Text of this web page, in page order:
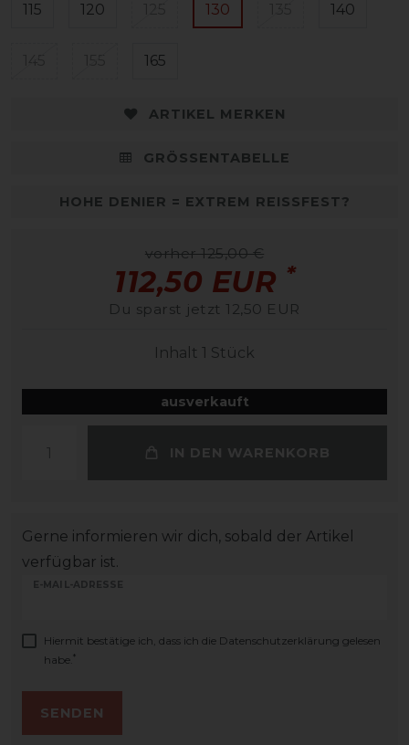
115 120 130 140
165
ARTIKEL MERKEN
GRÖSSENTABELLE
HOHE DENIER = EXTREM REISSFEST?
vorher 125,00 €
112,50 EUR *
Du sparst jetzt 12,50 EUR
Inhalt 1 Stück
ausverkauft
IN DEN WARENKORB
Gerne informieren wir dich, sobald der Artikel
verfügbar ist.
E-MAIL-ADRESSE
Hiermit bestätige ich, dass ich die Daten­schutz­erklärung gelesen
habe. *
SENDEN